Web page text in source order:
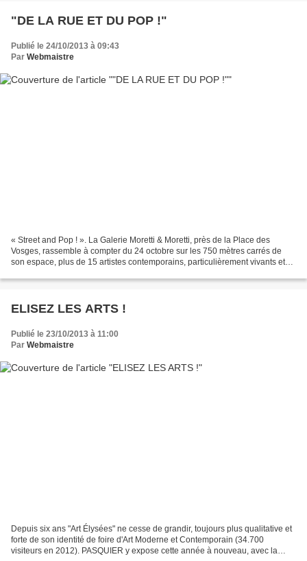
"DE LA RUE ET DU POP !"
Publié le 24/10/2013 à 09:43
Par Webmaistre
« Street and Pop ! ». La Galerie Moretti & Moretti, près de la Place des
Vosges, rassemble à compter du 24 octobre sur les 750 mètres carrés de
son espace, plus de 15 artistes contemporains, particulièrement vivants et
ELISEZ LES ARTS !
Publié le 23/10/2013 à 11:00
Par Webmaistre
Depuis six ans "Art Élysées" ne cesse de grandir, toujours plus qualitative et
forte de son identité de foire d'Art Moderne et Contemporain (34.700
visiteurs en 2012). PASQUIER y expose cette année à nouveau, avec la